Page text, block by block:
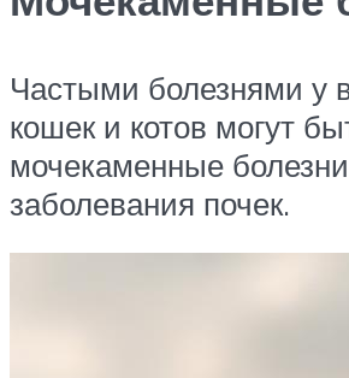
Частыми болезнями у
кошек и котов могут
мочекаменные
заболевания почек.